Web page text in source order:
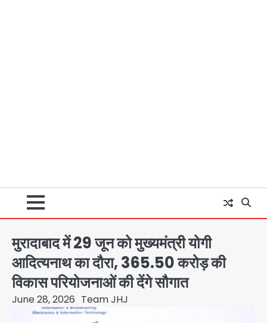
मुरादाबाद में 29 जून को मुख्यमंत्री योगी
आदित्यनाथ का दौरा, 365.50 करोड़ की
विकास परियोजनाओं की देंगे सौगात
June 28, 2026 Team JHJ